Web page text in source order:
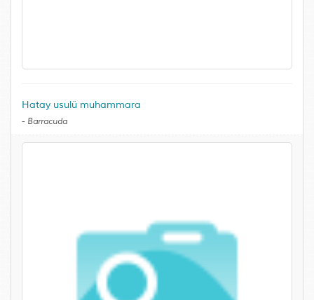
Hatay usulü muhammara
- Barracuda